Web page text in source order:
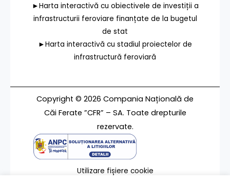
►Harta interactivă cu obiectivele de investiții a
infrastructurii feroviare finanțate de la bugetul
de stat
►Harta interactivă cu stadiul proiectelor de
infrastructură feroviară
Copyright © 2026 Compania Națională de
Căi Ferate ”CFR” – SA. Toate drepturile
rezervate.
Utilizare fișiere cookie